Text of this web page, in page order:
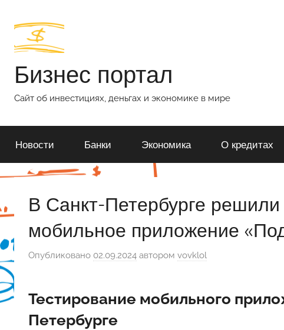
содержимому
Бизнес портал
Сайт об инвестициях, деньгах и экономике в мире
Новости Банки Экономика О кредитах
В Санкт-Петербурге решили
мобильное приложение
Опубликовано 02.09.2024 автором vovklol
Тестирование мобильного
Петербурге